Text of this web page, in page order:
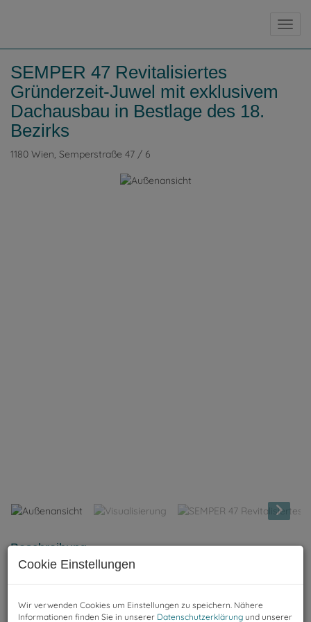
SEMPER 47 Revitalisiertes
Gründerzeit-Juwel mit exklusivem
Dachausbau in Bestlage des 18.
Bezirks
1180 Wien, Semperstraße 47 / 6
Beschreibung
Cookie Einstellungen
Wir verwenden Cookies um Einstellungen zu speichern. Nähere
Informationen finden Sie in unserer Datenschutzerklärung und unserer